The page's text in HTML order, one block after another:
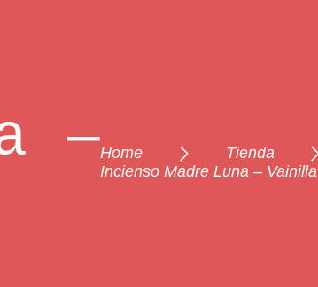
–Home Tienda
Incienso Madre Luna – Vainilla